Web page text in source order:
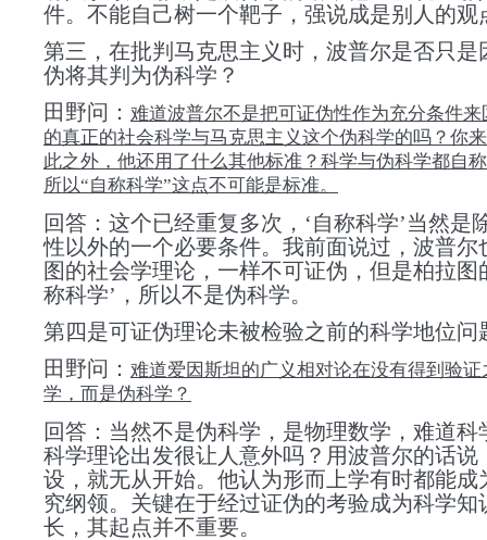
件。 不能自己树一个靶子，强说成是别人的观
第三，在批判马克思主义时，波普尔是否只是
伪将其判为伪科学？
田野问： 难道波普尔不是把可证伪性作为充分条件
的真正的社会科学与马克思主义这个伪科学的吗？你
此之外，他还用了什么其他标准？科学与伪科学都自
所以“自称科学”这点不可能是标准。
回答：这个已经重复多次，‘自称科学’当然是
性以外的一个必要条件。我前面说过，波普尔
图的社会学理论，一样不可证伪，但是柏拉图
称科学’，所以不是伪科学。
第四是可证伪理论未被检验之前的科学地位问
田野问： 难道爱因斯坦的广义相对论在没有得到验
学，而是伪科学？
回答：当然不是伪科学，是物理数学，难道科
科学理论出发很让人意外吗？用波普尔的话说
设，就无从开始。 他认为形而上学有时都能成
究纲领。关键在于经过证伪的考验成为科学知
长，其起点并不重要。